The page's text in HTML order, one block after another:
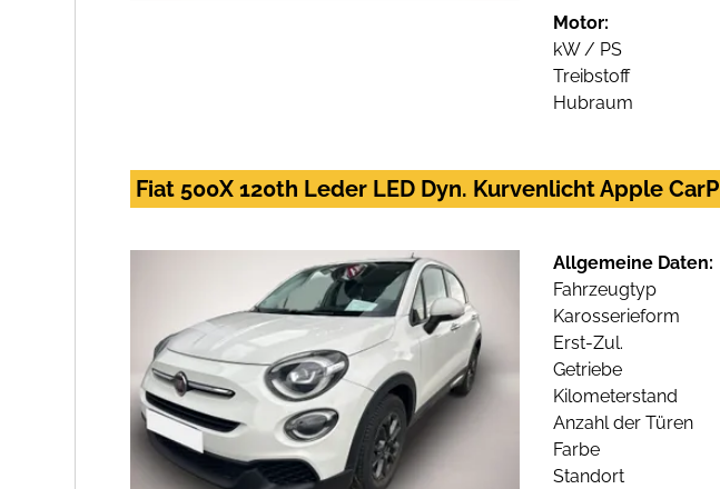
Motor:
kW / PS
Treibstoff
Hubraum
Fiat 500X 120th Leder LED Dyn. Kurvenlicht Apple CarP
Allgemeine Daten:
Fahrzeugtyp
Karosserieform
Erst-Zul.
Getriebe
Kilometerstand
Anzahl der Türen
Farbe
Standort